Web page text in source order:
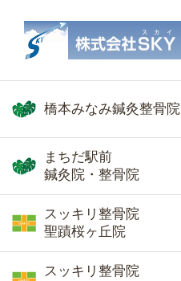
橋本みなみ鍼灸整骨院
まちだ駅前
鍼灸院・整骨院
スッキリ整骨院
聖蹟桜ヶ丘院
スッキリ整骨院